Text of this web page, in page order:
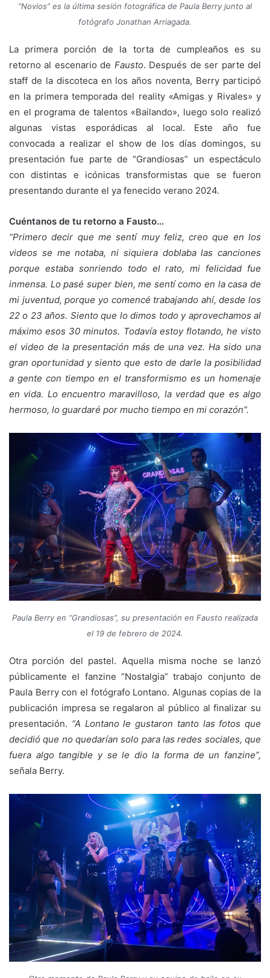
“Novios” es la última sesión fotográfica de Paula Berry junto al
fotógrafo Jonathan Arriagada.
La primera porción de la torta de cumpleaños es su
retorno al escenario de Fausto. Después de ser parte del
staff de la discoteca en los años noventa, Berry participó
en la primera temporada del reality «Amigas y Rivales» y
en el programa de talentos «Bailando», luego solo realizó
algunas vistas esporádicas al local. Este año fue
convocada a realizar el show de los días domingos, su
presentación fue parte de “Grandiosas” un espectáculo
con distintas e icónicas transformistas que se fueron
presentando durante el ya fenecido verano 2024.
Cuéntanos de tu retorno a Fausto…
“Primero decir que me sentí muy feliz, creo que en los
videos se me notaba, ni siquiera doblaba las canciones
porque estaba sonriendo todo el rato, mi felicidad fue
inmensa. Lo pasé super bien, me sentí como en la casa de
mi juventud, porque yo comencé trabajando ahí, desde los
22 o 23 años. Siento que lo dimos todo y aprovechamos al
máximo esos 30 minutos. Todavía estoy flotando, he visto
el video de la presentación más de una vez. Ha sido una
gran oportunidad y siento que esto de darle la posibilidad
a gente con tiempo en el transformismo es un homenaje
en vida. Lo encuentro maravilloso, la verdad que es algo
hermoso, lo guardaré por mucho tiempo en mi corazón”.
Paula Berry en “Grandiosas”, su presentación en Fausto realizada
el 19 de febrero de 2024.
Otra porción del pastel. Aquella misma noche se lanzó
públicamente el fanzine “Nostalgia” trabajo conjunto de
Paula Berry con el fotógrafo Lontano. Algunas copias de la
publicación impresa se regalaron al público al finalizar su
presentación. “A Lontano le gustaron tanto las fotos que
decidió que no quedarían solo para las redes sociales, que
fuera algo tangible y se le dio la forma de un fanzine”,
señala Berry.